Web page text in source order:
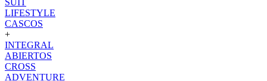
SUIT
LIFESTYLE
CASCOS
+
INTEGRAL
ABIERTOS
CROSS
ADVENTURE